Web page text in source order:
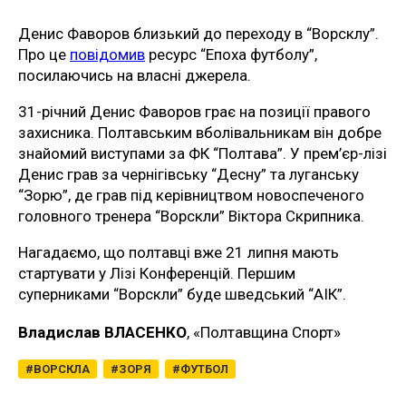
Денис Фаворов близький до переходу в “Ворсклу”.
Про це повідомив ресурс “Епоха футболу”,
посилаючись на власні джерела.
31-річний Денис Фаворов грає на позиції правого
захисника. Полтавським вболівальникам він добре
знайомий виступами за ФК “Полтава”. У прем’єр-лізі
Денис грав за чернігівську “Десну” та луганську
“Зорю”, де грав під керівництвом новоспеченого
головного тренера “Ворскли” Віктора Скрипника.
Нагадаємо, що полтавці вже 21 липня мають
стартувати у Лізі Конференцій. Першим
суперниками “Ворскли” буде шведський “АІК”.
Владислав ВЛАСЕНКО, «Полтавщина Спорт»
ВОРСКЛА ЗОРЯ ФУТБОЛ